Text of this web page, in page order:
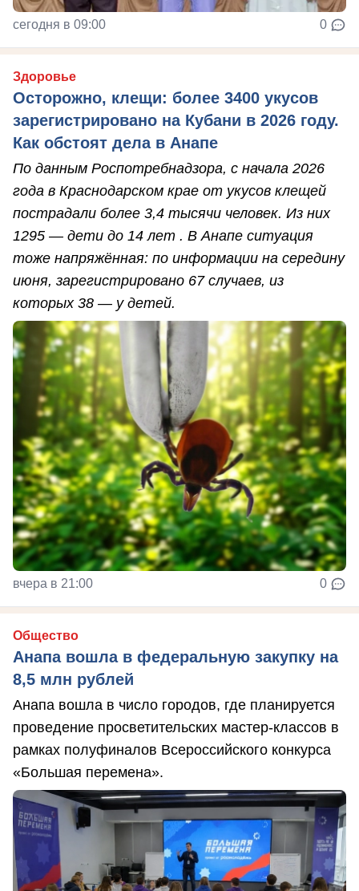
сегодня в 09:00 0
Здоровье
Осторожно, клещи: более 3400 укусов
зарегистрировано на Кубани в 2026 году.
Как обстоят дела в Анапе
По данным Роспотребнадзора, с начала 2026
года в Краснодарском крае от укусов клещей
пострадали более 3,4 тысячи человек. Из них
1295 — дети до 14 лет . В Анапе ситуация
тоже напряжённая: по информации на середину
июня, зарегистрировано 67 случаев, из
которых 38 — у детей.
вчера в 21:00 0
Общество
Анапа вошла в федеральную закупку на
8,5 млн рублей
Анапа вошла в число городов, где планируется
проведение просветительских мастер-классов в
рамках полуфиналов Всероссийского конкурса
«Большая перемена».